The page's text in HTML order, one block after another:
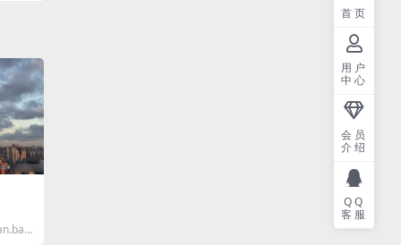
首页
用户
中心
会员
介绍
QQ
客服